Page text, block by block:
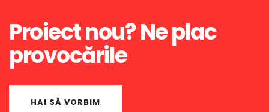
Proiect nou? Ne plac
provocările
HAI SĂ VORBIM